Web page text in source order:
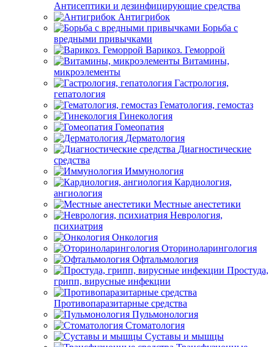
Антисептики и дезинфицирующие средства
Антигрибок
Борьба с
вредными привычками
Варикоз. Геморрой
Витамины,
микроэлементы
Гастрология,
гепатология
Гематология, гемостаз
Гинекология
Гомеопатия
Дерматология
Диагностические
средства
Иммунология
Кардиология,
ангиология
Местные анестетики
Неврология,
психиатрия
Онкология
Оториноларингология
Офтальмология
Простуда,
грипп, вирусные инфекции
Противопаразитарные средства
Пульмонология
Стоматология
Суставы и мышцы